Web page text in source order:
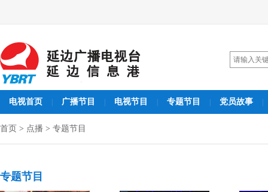
电视首页 广播节目 电视节目 专题节目 党员故事
首页 > 点播 > 专题节目
专题节目